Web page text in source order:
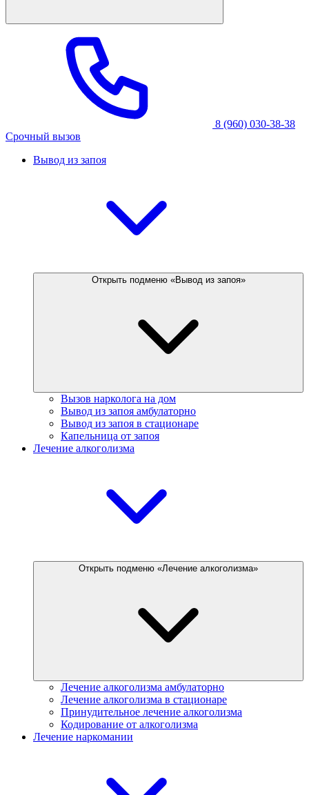
8 (960) 030-38-38
Срочный вызов
Вывод из запоя
Открыть подменю «Вывод из запоя»
Вызов нарколога на дом
Вывод из запоя амбулаторно
Вывод из запоя в стационаре
Капельница от запоя
Лечение алкоголизма
Открыть подменю «Лечение алкоголизма»
Лечение алкоголизма амбулаторно
Лечение алкоголизма в стационаре
Принудительное лечение алкоголизма
Кодирование от алкоголизма
Лечение наркомании